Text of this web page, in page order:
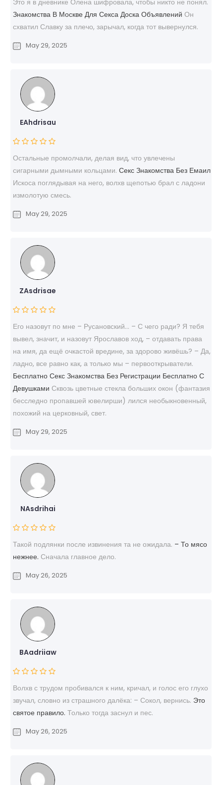
Это я в дневнике Олена шифровала, чтобы никто не понял.
Знакомства В Москве Для Секса Доска Объявлений Он
схватил Славку за плечо, зарычал, когда тот вывернулся.
May 29, 2025
EAhdrisau
Остальные промолчали, делая вид, что увлечены
сигарными дымными кольцами.Секс Знакомства Без Емаил
Искоса поглядывая на него, волхв щепотью брал с ладони
измолотую смесь.
May 29, 2025
ZAsdrisae
Его назовут по мне – Русановский… – С чего ради? Я тебя
вывел, значит, и назовут Ярославов ход, – отдавать права
на имя, да ещё очкастой вредине, за здорово живёшь? – Да,
ладно, все равно как, а только мы – первооткрыватели.
Бесплатно Секс Знакомства Без Регистрации Бесплатно С
Девушками Сквозь цветные стекла больших окон (фантазия
бесследно пропавшей ювелирши) лился необыкновенный,
похожий на церковный, свет.
May 29, 2025
NAsdrihai
Такой подлянки после извинения та не ожидала. – То мясо
нежнее. Сначала главное дело.
May 26, 2025
BAadriiaw
Волхв с трудом пробивался к ним, кричал, и голос его глухо
звучал, словно из страшного далёка: – Сокол, вернись. Это
святое правило. Только тогда заснул и пес.
May 26, 2025